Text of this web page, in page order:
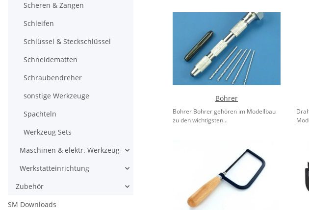
Bohrer
Bohrer Bohrer gehören im Modellbau
zu den wichtigsten...
Scheren & Zangen
Schleifen
Schlüssel & Steckschlüssel
Schneidematten
Schraubendreher
sonstige Werkzeuge
Spachteln
Werkzeug Sets
Maschinen & elektr. Werkzeug
Werkstatteinrichtung
Zubehör
SM Downloads